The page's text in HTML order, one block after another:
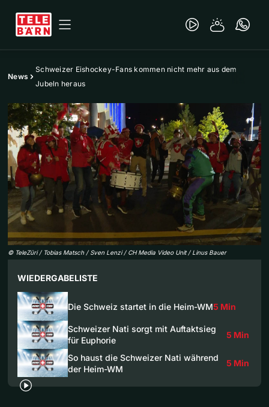
News
Schweizer Eishockey-Fans kommen nicht mehr aus dem
Jubeln heraus
© TeleZüri / Tobias Matsch / Sven Lenzi / CH Media Video Unit / Linus Bauer
WIEDERGABELISTE
Die Schweiz startet in die Heim-WM5 Min
Schweizer Nati sorgt mit Auftaktsieg
für Euphorie
5 Min
So haust die Schweizer Nati während
der Heim-WM
5 Min